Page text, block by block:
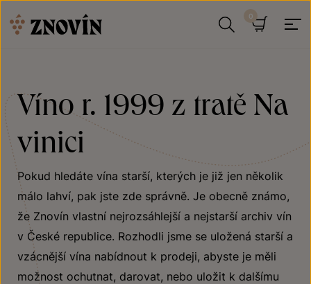
Víno r. 1999 z tratě Na
vinici
Pokud hledáte vína starší, kterých je již jen několik
málo lahví, pak jste zde správně. Je obecně známo,
že Znovín vlastní nejrozsáhlejší a nejstarší archiv vín
v České republice. Rozhodli jsme se uložená starší a
vzácnější vína nabídnout k prodeji, abyste je měli
možnost ochutnat, darovat, nebo uložit k dalšímu